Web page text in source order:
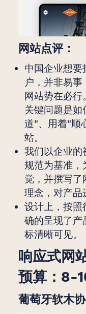
网站点评：
中国企业想要
户，并非易
网站势在必行
关键问题是
道"、用着"顺
站。
我们以企业的
规范为基准，
觉，并撰写
理念，对产品
设计上，按照
确的呈现了产
标清晰可见。
响应式网
预算：8-
葡萄牙软木